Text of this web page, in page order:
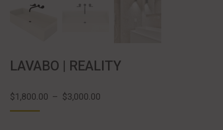
LAVABO | REALITY
$1,800.00 – $3,000.00